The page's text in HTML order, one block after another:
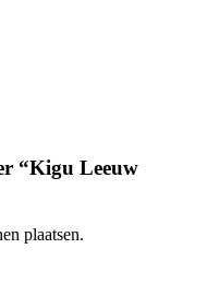
“Kigu Leeuw
plaatsen.